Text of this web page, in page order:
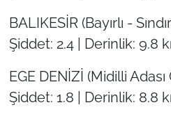
BALIKESİR (Bayırlı -
Şiddet: 2.4 | Derinlik: 9.8
EGE DENİZİ (Midilli Adası
Şiddet: 1.8 | Derinlik: 8.8